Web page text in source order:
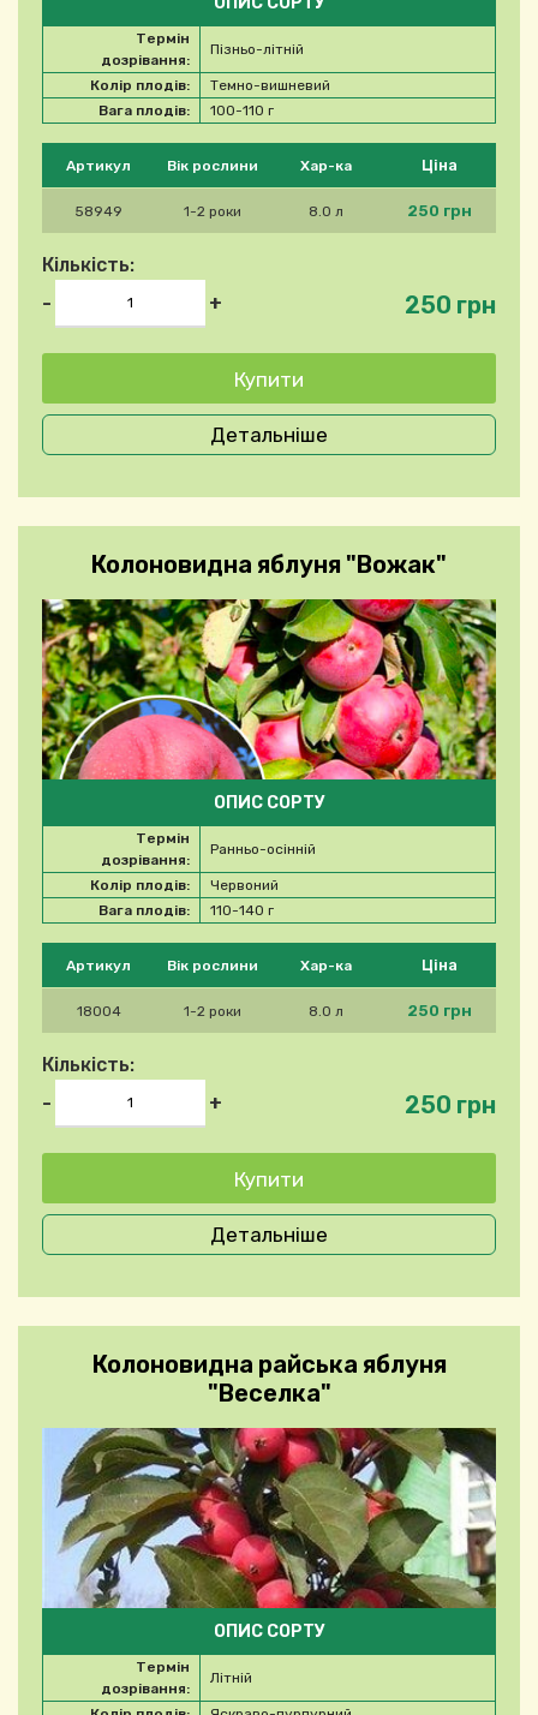
Будь ласка, виберіть продукт
Артикул Вік рослини Хар-ка Ціна
58949 1-2 роки 8.0 л 250 грн
Кількість:
-
+ 250 грн
Термін
дозрівання:
Пізньо-літній
Колір плодів:
Темно-вишневий
Вага плодів:
100-110 г
Детальніше
Колоновидна яблуня "Вожак"
Будь ласка, виберіть продукт
Артикул Вік рослини Хар-ка Ціна
18004 1-2 роки 8.0 л 250 грн
Кількість:
-
+ 250 грн
ОПИС СОРТУ
Термін
дозрівання:
Ранньо-осінній
Колір плодів:
Червоний
Вага плодів:
110-140 г
Детальніше
Колоновидна райська яблуня
"Веселка"
ОПИС СОРТУ
Термін
дозрівання:
Літній